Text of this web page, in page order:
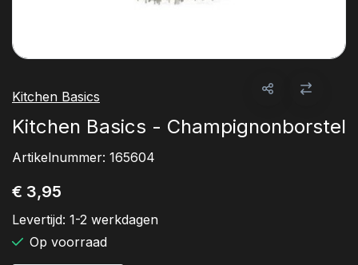
Kitchen Basics
Kitchen Basics - Champignonborstel
Artikelnummer: 165604
€ 3,95
Levertijd: 1-2 werkdagen
Op voorraad